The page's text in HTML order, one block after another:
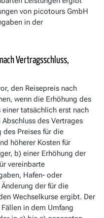
von picotours GmbH
in der
Vertragsschluss,
den Reisepreis nach
wenn die Erhöhung des
tatsächlich erst nach
des Vertrages
des Preises für die
höherer Kosten für
b) einer Erhöhung der
vereinbarte
Hafen- oder
der für die
Wechselkurse ergibt. Der
in dem Umfang